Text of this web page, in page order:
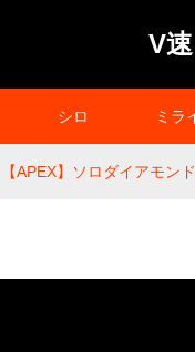
V
シロ ミラ
【APEX】ソロダイアモン